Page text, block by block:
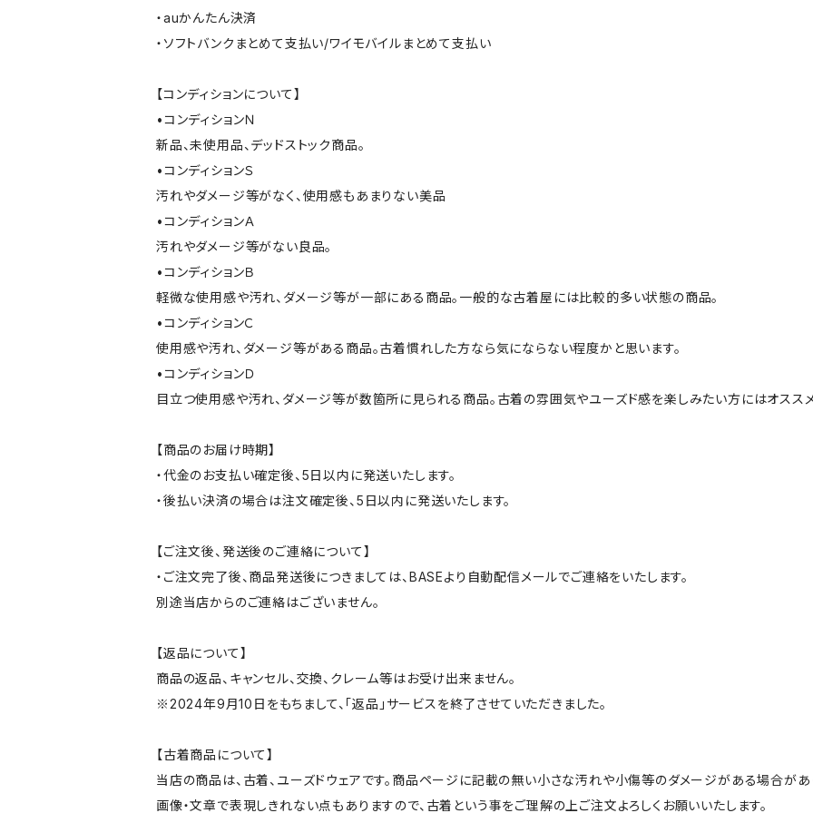
・auかんたん決済
・ソフトバンクまとめて支払い/ワイモバイルまとめて支払い
【コンディションについて】
•コンディションＮ
新品、未使用品、デッドストック商品。
•コンディションＳ
汚れやダメージ等がなく、使用感もあまりない美品
•コンディションＡ
汚れやダメージ等がない良品。
•コンディションＢ
軽微な使用感や汚れ、ダメージ等が一部にある商品。一般的な古着屋には比較的多い状態の商品。
•コンディションＣ
使用感や汚れ、ダメージ等がある商品。古着慣れした方なら気にならない程度かと思います。
•コンディションＤ
目立つ使用感や汚れ、ダメージ等が数箇所に見られる商品。古着の雰囲気やユーズド感を楽しみたい方にはオスス
【商品のお届け時期】
・代金のお支払い確定後、5日以内に発送いたします。
・後払い決済の場合は注文確定後、5日以内に発送いたします。
【ご注文後、発送後のご連絡について】
・ご注文完了後、商品発送後につきましては、BASEより自動配信メールでご連絡をいたします。
別途当店からのご連絡はございません。
【返品について】
商品の返品、キャンセル、交換、クレーム等はお受け出来ません。
※2024年9月10日をもちまして、「返品」サービスを終了させていただきました。
【古着商品について】
当店の商品は、古着、ユーズドウェアです。商品ページに記載の無い小さな汚れや小傷等のダメージがある場合があ
画像・文章で表現しきれない点もありますので、古着という事をご理解の上ご注文よろしくお願いいたします。